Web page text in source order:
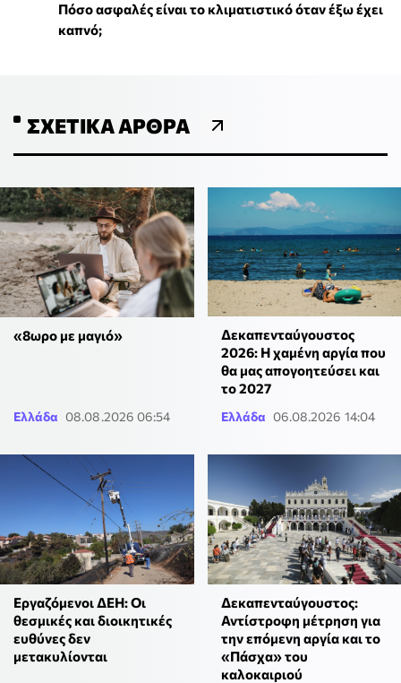
Πόσο ασφαλές είναι το κλιματιστικό όταν έξω έχει
καπνό;
ΣΧΕΤΙΚΆ ΆΡΘΡΑ
«8ωρο με μαγιό»
Ελλάδα 08.08.2026 06:54
Δεκαπενταύγουστος
2026: Η χαμένη αργία που
θα μας απογοητεύσει και
το 2027
Ελλάδα 06.08.2026 14:04
Εργαζόμενοι ΔΕΗ: Οι
θεσμικές και διοικητικές
ευθύνες δεν
μετακυλίονται
Δεκαπενταύγουστος:
Αντίστροφη μέτρηση για
την επόμενη αργία και το
«Πάσχα» του
καλοκαιριού